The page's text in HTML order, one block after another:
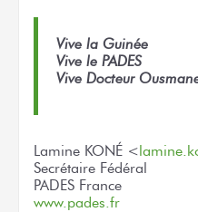
Vive la Guinée
Vive le PADES
Vive Docteur
Lamine KONÉ <
Secrétaire Fédéral
PADES France
www.pades.fr